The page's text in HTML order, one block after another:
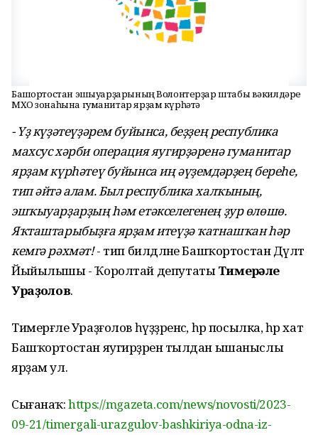
Башҡортостан эшҡыуарҙарының Волонтерҙар штабы вәкилдәре
МХО зонаһына гуманитар ярҙам күрһәтә
- Үҙ күҙәтеүҙәрем буйынса, беҙҙең республика
махсус хәрби операция яугирҙәренә гуманитар
ярҙам күрһәтеү буйынса иң әүҙемдәрҙең береһе,
тип әйтә алам. Был республика халҡының,
эшҡыуарҙарҙың һәм етәкселегенең ҙур өлөшө.
Яҡташтарыбыҙға ярҙам итеүҙә ҡатнашҡан һәр
кемгә рәхмәт!- тип билдәләне Башҡортостан Дәүләт
Йыйылышы - Ҡоролтай депутатыТимерғәле
Ураҙғолов.
Тимерғәле Ураҙғолов һүҙҙәренсә, һәр посылка, һәр хат
Башҡортостан яугирҙәренә тылдан ышаныслы
ярҙам ул.
Сығанаҡ:https://mgazeta.com/news/novosti/2023-
09-21/timergali-urazgulov-bashkiriya-odna-iz-